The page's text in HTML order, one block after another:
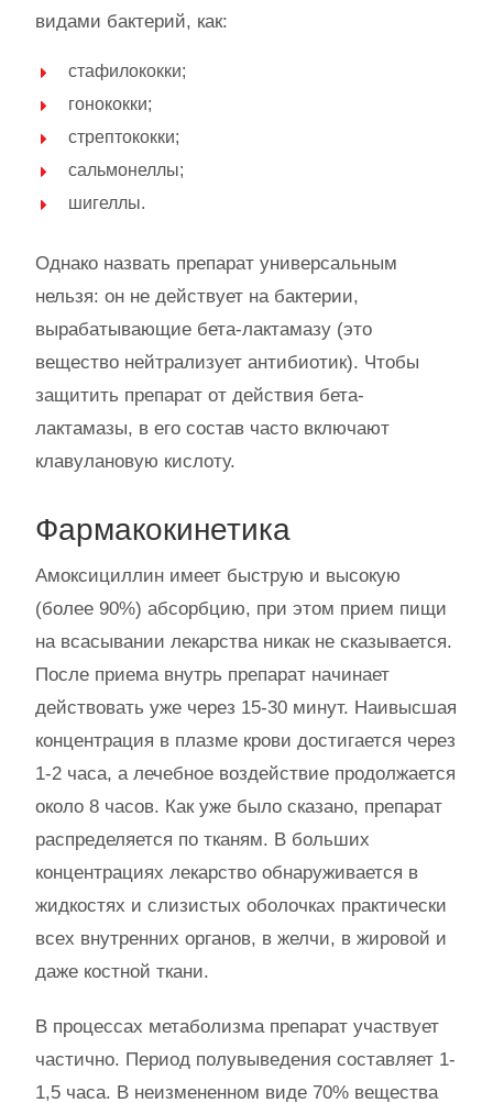
видами бактерий, как:
стафилококки;
гонококки;
стрептококки;
сальмонеллы;
шигеллы.
Однако назвать препарат универсальным
нельзя: он не действует на бактерии,
вырабатывающие бета-лактамазу (это
вещество нейтрализует антибиотик). Чтобы
защитить препарат от действия бета-
лактамазы, в его состав часто включают
клавулановую кислоту.
Фармакокинетика
Амоксициллин имеет быструю и высокую
(более 90%) абсорбцию, при этом прием пищи
на всасывании лекарства никак не сказывается.
После приема внутрь препарат начинает
действовать уже через 15-30 минут. Наивысшая
концентрация в плазме крови достигается через
1-2 часа, а лечебное воздействие продолжается
около 8 часов. Как уже было сказано, препарат
распределяется по тканям. В больших
концентрациях лекарство обнаруживается в
жидкостях и слизистых оболочках практически
всех внутренних органов, в желчи, в жировой и
даже костной ткани.
В процессах метаболизма препарат участвует
частично. Период полувыведения составляет 1-
1,5 часа. В неизмененном виде 70% вещества